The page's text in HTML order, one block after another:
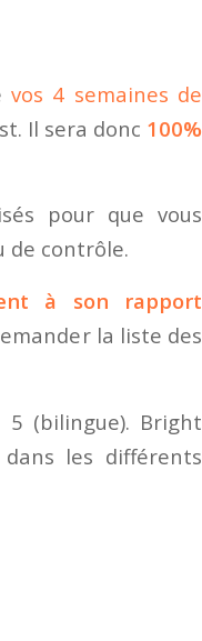
vos 4 semaines de
Il sera donc 100%
pour que vous
de contrôle.
à son rapport
la liste des
(bilingue). Bright
les différents